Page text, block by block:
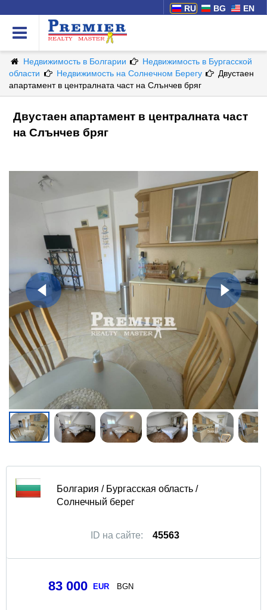
RU BG EN
Недвижимость в Болгарии
Недвижимость в Бургасской
области
Недвижимость на Солнечном Берегу
Двустаен
апартамент в централната част на Слънчев бряг
Двустаен апартамент в централната част
на Слънчев бряг
Болгария / Бургасская область /
Солнечный берег
45563
ID на сайте:
83 000 EUR BGN